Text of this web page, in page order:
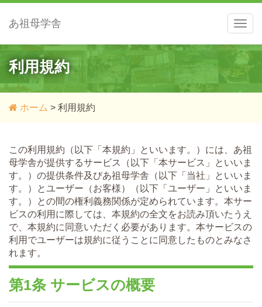
メ
ニ
ー
あ祖母学舎
利用規約
ホーム > 利用規約
この利用規約（以下「本規約」といいます。）には、あ祖
母学舎が提供するサービス（以下「本サービス」といいま
す。）の提供条件及びあ祖母学舎（以下「当社」といいま
す。）とユーザー（お客様）（以下「ユーザー」といいま
す。）との間の権利義務関係が定められています。本サー
ビスの利用に際しては、本規約の全文をお読み頂いたうえ
で、本規約に同意いただく必要があります。本サービスの
利用でユーザーは規約に従うことに同意したものとみなさ
れます。
第1条 サービスの概要